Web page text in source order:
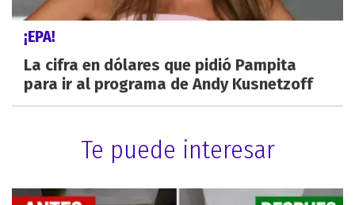
¡EPA!
La cifra en dólares que pidió Pampita
para ir al programa de Andy Kusnetzoff
Te puede interesar